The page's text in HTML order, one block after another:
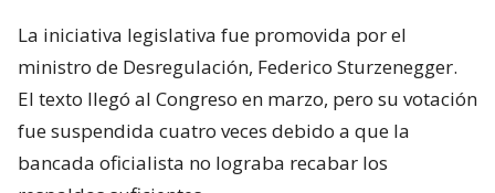
La iniciativa legislativa fue promovida por el
ministro de Desregulación, Federico Sturzenegger.
El texto llegó al Congreso en marzo, pero su votación
fue suspendida cuatro veces debido a que la
bancada oficialista no lograba recabar los